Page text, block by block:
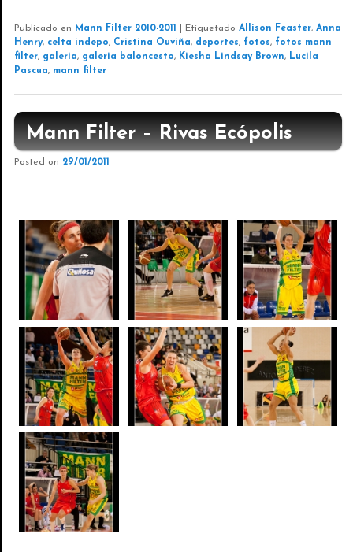
Publicado en Mann Filter 2010-2011 Etiquetado Allison Feaster,Anna
Henry, celta indepo, Cristina Ouviña, deportes, fotos, fotos mann
filter, galeria, galeria baloncesto, Kiesha Lindsay Brown, Lucila
Pascua, mann filter
Mann Filter – Rivas Ecópolis
Posted on 29/01/2011